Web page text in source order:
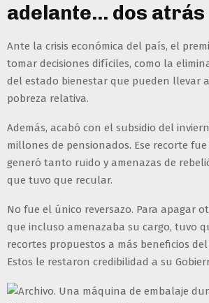
adelante... dos atrás
Ante la crisis económica del país, el
tomar decisiones difíciles, como la
del estado bienestar que pueden llevar
pobreza relativa.
Además, acabó con el subsidio del
millones de pensionados. Ese recorte
generó tanto ruido y amenazas de
que tuvo que recular.
No fue el único reversazo. Para apagar
que incluso amenazaba su cargo, tuvo
recortes propuestos a más beneficios
Estos le restaron credibilidad a su